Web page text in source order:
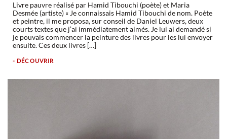
Livre pauvre réalisé par Hamid Tibouchi (poète) et Maria
Desmée (artiste) « Je connaissais Hamid Tibouchi de nom. Poète
et peintre, il me proposa, sur conseil de Daniel Leuwers, deux
courts textes que j’ai immédiatement aimés. Je lui ai demandé si
je pouvais commencer la peinture des livres pour les lui envoyer
ensuite. Ces deux livres […]
- DÉCOUVRIR